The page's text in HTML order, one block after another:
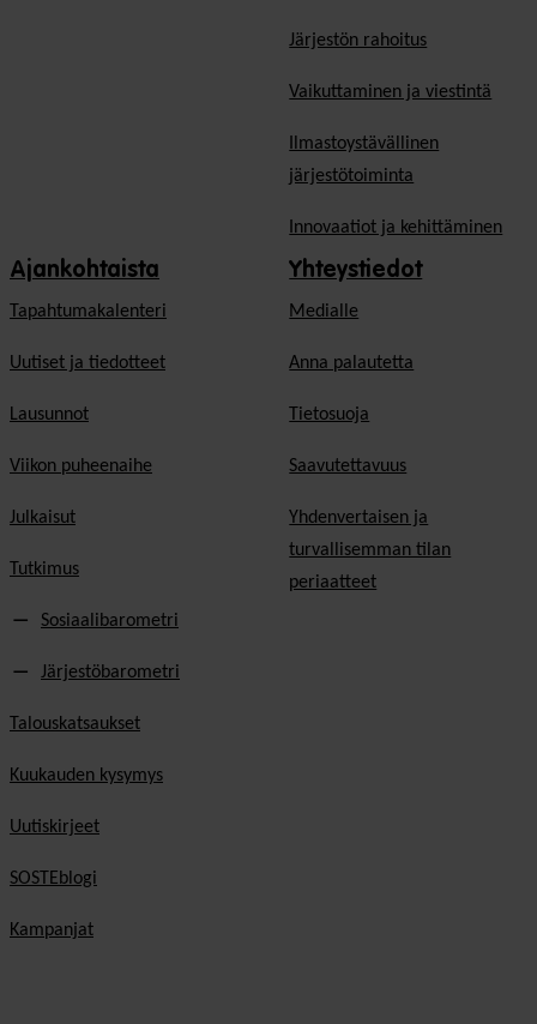
Järjestön rahoitus
Vaikuttaminen ja viestintä
Ilmastoystävällinen
järjestötoiminta
Innovaatiot ja kehittäminen
Ajankohtaista
Tapahtumakalenteri
Uutiset ja tiedotteet
Lausunnot
Viikon puheenaihe
Julkaisut
Tutkimus
Sosiaalibarometri
Järjestöbarometri
Talouskatsaukset
Kuukauden kysymys
Uutiskirjeet
SOSTEblogi
Kampanjat
Yhteystiedot
Medialle
Anna palautetta
Tietosuoja
Saavutettavuus
Yhdenvertaisen ja
turvallisemman tilan
periaatteet